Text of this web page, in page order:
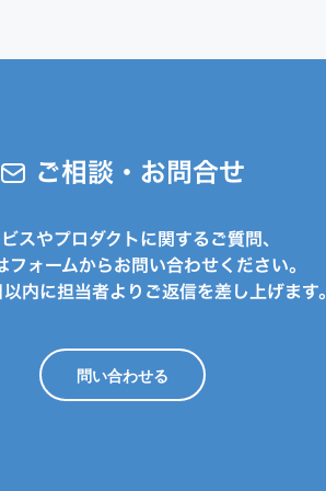
ご相談・お問合せ
スやプロダクトに関するご質問、
フォームからお問い合わせください。
内に担当者よりご返信を差し上げます。
問い合わせる